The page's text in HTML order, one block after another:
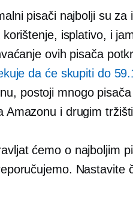
pisači najbolji su za
isplativo, i
ovih pisača
da će skupiti do
postoji mnogo
Amazonu i drugim
ćemo o najboljim
Nastavite